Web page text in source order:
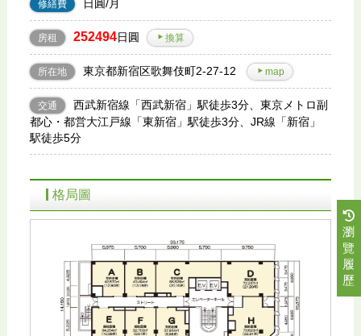
修繕費 日圓/月
房租 252494日圓 換算
所在地 東京都新宿区歌舞伎町2-27-12 map
交通
西武新宿線「西武新宿」駅徒歩3分、東京メトロ副
都心・都営大江戸線「東新宿」駅徒歩3分、JR線「新宿」
駅徒歩5分
格局圖
瀏
覽
履
歷